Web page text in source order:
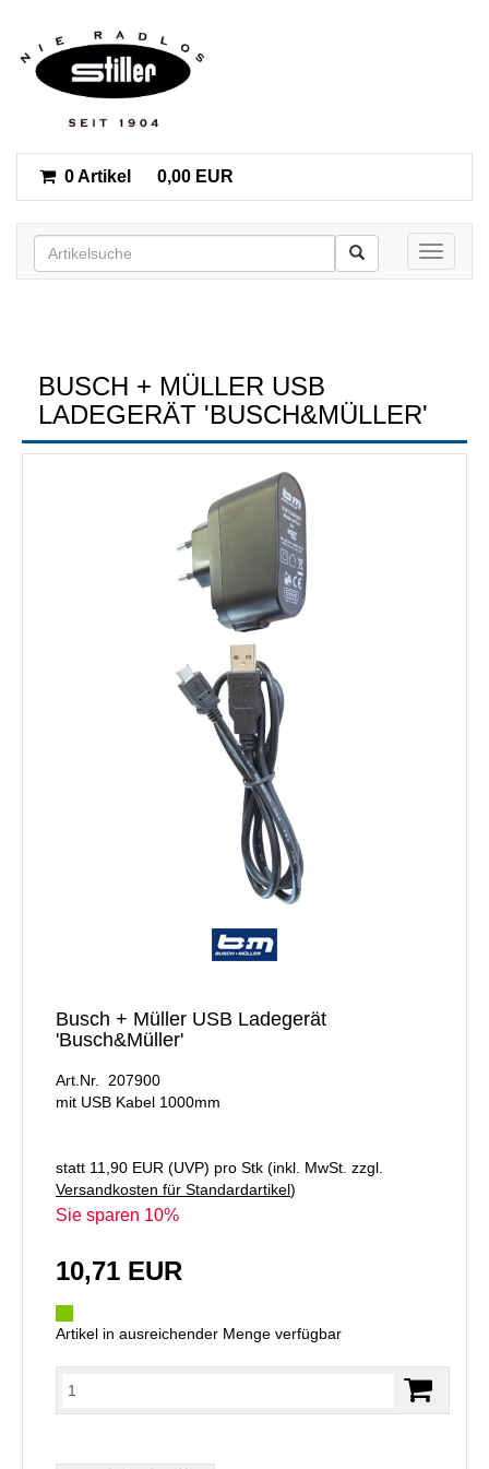
0 Artikel 0,00 EUR
Toggle
BUSCH + MÜLLER USB
LADEGERÄT 'BUSCH&MÜLLER'
Busch + Müller USB Ladegerät
'Busch&Müller'
Art.Nr. 207900
mit USB Kabel 1000mm
statt 11,90 EUR (UVP) pro Stk (inkl. MwSt. zzgl.
Versandkosten für Standardartikel)
Sie sparen 10%
10,71 EUR
Artikel in ausreichender Menge verfügbar